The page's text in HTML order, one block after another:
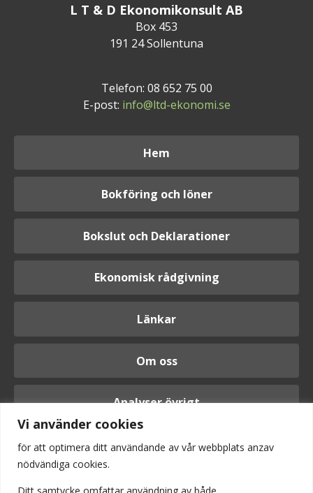
Vi använder cookies
för att optimera ditt användande av vår webbplats anzav
nödvändiga cookies.
Ditt samtycke omfattar användning av både
L T & D Ekonomikonsult AB
Box 453
191 24 Sollentuna
Telefon: 08 652 75 00
E-post: info@ltd-ekonomi.se
Hem
Bokföring och löner
Bokslut och Deklarationer
Ekonomisk rådgivning
Länkar
Om oss
Analyser övrigt